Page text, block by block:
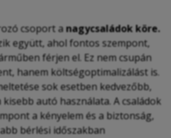
csoport anagycsaládok köre.
együtt, ahol fontos szempont,
férjen el. Ez nem csupán
hanem költségoptimalizálást is.
sok esetben kedvezőbb,
autó használata. A családok
a kényelem és a biztonság,
bérlési időszakban